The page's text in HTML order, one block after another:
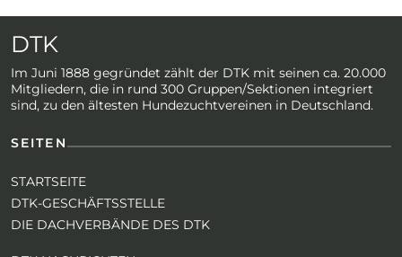
DTK
Im Juni 1888 gegründet zählt der DTK mit seinen ca. 20.000
Mitgliedern, die in rund 300 Gruppen/Sektionen integriert
sind, zu den ältesten Hundezuchtvereinen in Deutschland.
SEITEN
STARTSEITE
DTK-GESCHÄFTSSTELLE
DIE DACHVERBÄNDE DES DTK